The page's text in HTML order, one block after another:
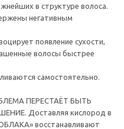
в структуре волоса.
негативным
появление сухости,
волосы быстрее
самостоятельно.
ПЕРЕСТАЁТ БЫТЬ
Доставляя кислород в
восстанавливают